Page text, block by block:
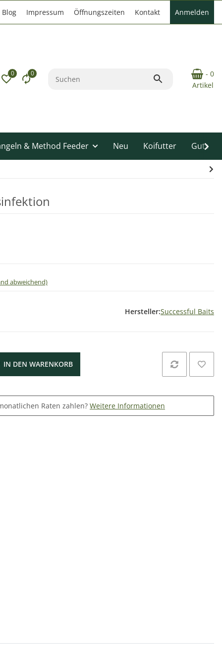
Blog Impressum Öffnungszeiten Kontakt Anmelden
0 0
- 0
Artikel
& Method Feeder Neu Koifutter
abweichend)
Hersteller:Successful Baits
IN DEN WARENKORB
Raten zahlen? Weitere Informationen